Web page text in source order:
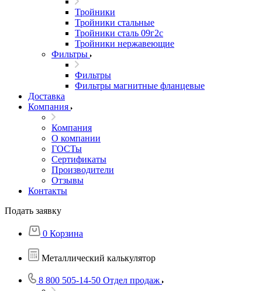
Тройники
Тройники стальные
Тройники сталь 09г2с
Тройники нержавеющие
Фильтры
Фильтры
Фильтры магнитные фланцевые
Доставка
Компания
Компания
О компании
ГОСТы
Сертификаты
Производители
Отзывы
Контакты
Подать заявку
0 Корзина
Металлический калькулятор
8 800 505-14-50 Отдел продаж